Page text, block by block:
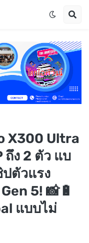
X300 Ultra
ง 2 ตัว แบ
ตัวแรง
5! 📸🔋
แบบไม่